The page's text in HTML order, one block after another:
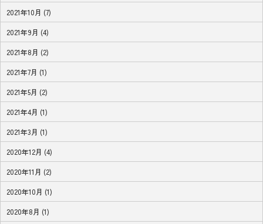
2021年10月 (7)
2021年9月 (4)
2021年8月 (2)
2021年7月 (1)
2021年5月 (2)
2021年4月 (1)
2021年3月 (1)
2020年12月 (4)
2020年11月 (2)
2020年10月 (1)
2020年8月 (1)